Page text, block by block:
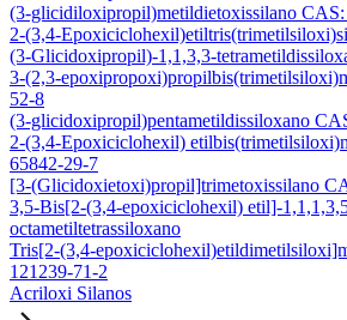
(3-glicidiloxipropil)metildietoxissilano CAS:
2-(3,4-
(3-Glicidoxipropil)-1,1,3,3-
3-(2,3-
52-8
(3-glicidoxipropil)pentametildissiloxano
2-(3,4-Epoxiciclohexil)
65842-29-7
[3-(Glicidoxietoxi)propil]trimetoxissilano
3,5-Bis[2-(3,4-epoxiciclohexil) etil]-
octametiltetrassiloxano
Tris[2-(3,4-
121239-71-2
Acriloxi Silanos